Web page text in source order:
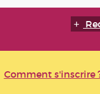
Comment s'inscrire